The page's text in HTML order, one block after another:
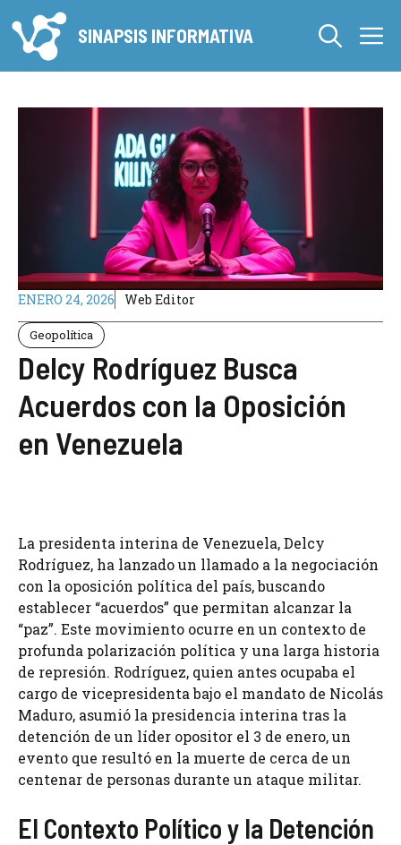
al
contenido
SINAPSIS INFORMATIVA
ENERO 24, 2026 Web Editor
Geopolítica
Delcy Rodríguez Busca
Acuerdos con la Oposición
en Venezuela
La presidenta interina de Venezuela, Delcy
Rodríguez, ha lanzado un llamado a la negociación
con la oposición política del país, buscando
establecer “acuerdos” que permitan alcanzar la
“paz”. Este movimiento ocurre en un contexto de
profunda polarización política y una larga historia
de represión. Rodríguez, quien antes ocupaba el
cargo de vicepresidenta bajo el mandato de Nicolás
Maduro, asumió la presidencia interina tras la
detención de un líder opositor el 3 de enero, un
evento que resultó en la muerte de cerca de un
centenar de personas durante un ataque militar.
El Contexto Político y la Detención